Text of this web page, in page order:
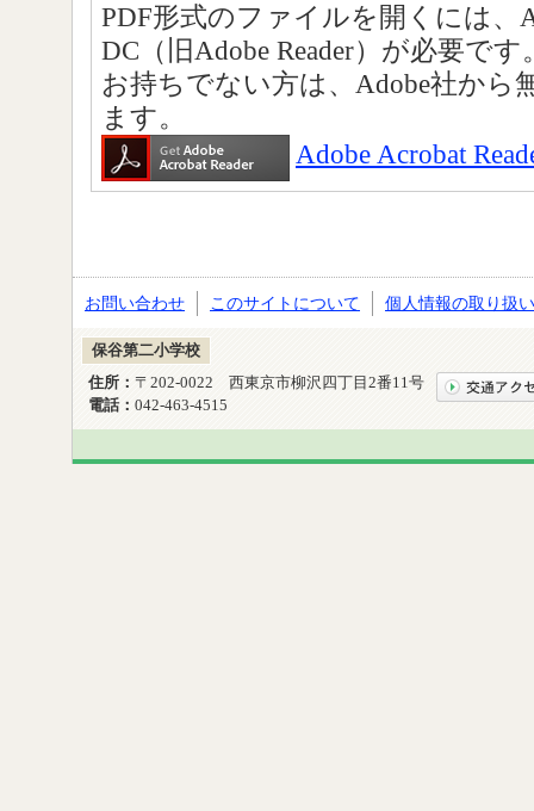
PDF形式のファイルを開くには、
DC（旧Adobe Reader）が必要です
お持ちでない方は、Adobe社から
ます。
Adobe Acrobat
お問い合わせ このサイトについて 個人情報の取り扱い
保谷第二小学校
住所： 〒202-0022 西東京市柳沢四丁目2番11号
電話： 042-463-4515